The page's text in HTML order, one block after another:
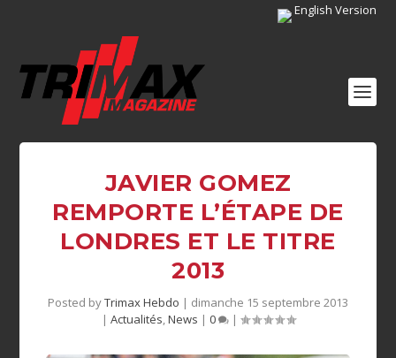
English Version
JAVIER GOMEZ
REMPORTE L’ÉTAPE DE
LONDRES ET LE TITRE
2013
Posted byTrimax Hebdo | dimanche 15 septembre 2013
| Actualités,News | 0 |